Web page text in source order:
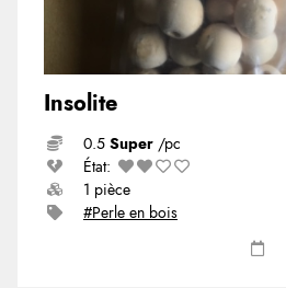
Insolite
0.5 Super /pc
État:
1 pièce
#Perle en bois